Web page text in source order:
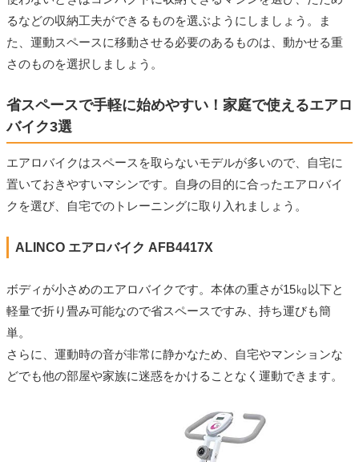
るなどの収納工夫ができるものを選ぶようにしましょう。ま
た、運動スペースに移動させる必要のあるものは、動かせる重
さのものを選択しましょう。
省スペースで手軽に始めやすい！家庭で使えるエアロ
バイク3選
エアロバイクはスペースを取らないモデルが多いので、自宅に
置いておきやすいマシンです。自身の目的に合ったエアロバイ
クを選び、自宅でのトレーニングに取り入れましょう。
ALINCO エアロバイク AFB4417X
ボディが小さめのエアロバイクです。本体の重さが15㎏以下と
軽量で折り畳み可能なので省スペースですみ、持ち運びも簡
単。
さらに、運動時の音が非常に静かなため、自宅やマンションな
どでも他の部屋や家族に迷惑をかけることなく運動できます。